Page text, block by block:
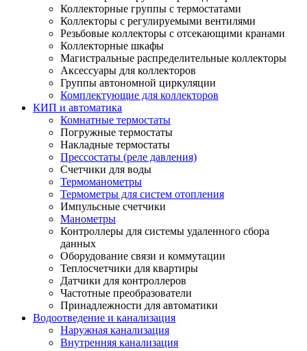
Коллекторные группы с термостатами
Коллекторы с регулируемыми вентилями
Резьбовые коллекторы с отсекающими кранами
Коллекторные шкафы
Магистральные распределительные коллекторы
Аксессуары для коллекторов
Группы автономной циркуляции
Комплектующие для коллекторов
КИП и автоматика
Комнатные термостаты
Погружные термостаты
Накладные термостаты
Прессостаты (реле давления)
Счетчики для воды
Термоманометры
Термометры для систем отопления
Импульсные счетчики
Манометры
Контроллеры для системы удаленного сбора
данных
Оборудование связи и коммутации
Теплосчетчики для квартиры
Датчики для контроллеров
Частотные преобразователи
Принадлежности для автоматики
Водоотведение и канализация
Наружная канализация
Внутренняя канализация